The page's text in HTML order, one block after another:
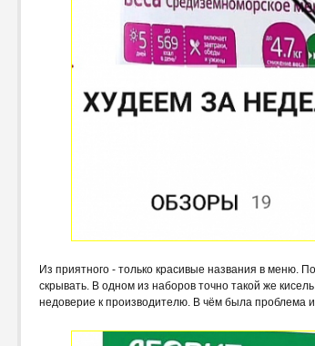
Из приятного - только красивые названия в меню.
скрывать. В одном из наборов точно такой же
недоверие к производителю. В чём была проблема